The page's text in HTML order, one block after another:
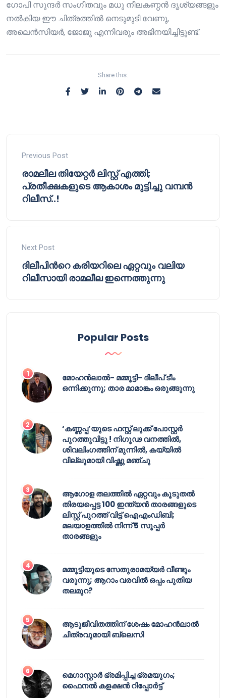
ഗോപി സുന്ദർ സംഗീതവും മധു നീലകണ്ഠൻ ദൃശ്യങ്ങളും
നൽകിയ ഈ ചിത്രത്തിൽ നെടുമുടി വേണു,
അലെൻസിയർ, ജോജു എന്നിവരും അഭിനയിച്ചിട്ടുണ്ട്.
Share this:
Previous Post
രാമലീല തിയേറ്റർ ലിസ്റ്റ് എത്തി;
പ്രതീക്ഷകളുടെ ആകാശം മുട്ടിച്ചു വമ്പൻ
റിലീസ്..!
Next Post
ദിലീപിന്‍റെ കരിയറിലെ ഏറ്റവും വലിയ
റിലീസായി രാമലീല ഇന്നെത്തുന്നു
Popular Posts
മോഹൻലാൽ- മമ്മൂട്ടി- ദിലീപ് ടീം
ഒന്നിക്കുന്നു; താര മാമാങ്കം ഒരുങ്ങുന്നു
‘കണ്ണപ്പ’യുടെ ഫസ്റ്റ് ലുക്ക് പോസ്റ്റർ
പുറത്തുവിട്ടു ! നിഗൂഢ വനത്തിൽ,
ശിവലിംഗത്തിന് മുന്നിൽ, കയ്യിൽ
വില്ലുമായി വിഷ്ണു മഞ്ചു
ആഗോള തലത്തിൽ ഏറ്റവും കൂടുതൽ
തിരയപ്പെട്ട 100 ഇന്ത്യൻ താരങ്ങളുടെ
ലിസ്റ്റ് പുറത്ത് വിട്ട് ഐഎംഡിബി;
മലയാളത്തിൽ നിന്ന് 5 സൂപ്പർ
താരങ്ങളും
മമ്മൂട്ടിയുടെ സേതുരാമയ്യർ വീണ്ടും
വരുന്നു; ആറാം വരവിൽ ഒപ്പം പുതിയ
തലമുറ?
ആടുജീവിതത്തിന് ശേഷം മോഹൻലാൽ
ചിത്രവുമായി ബ്ലെസി
മെഗാസ്റ്റാർ ഭ്രമിപ്പിച്ച ഭ്രമയുഗം;
ഫൈനൽ കളക്ഷൻ റിപ്പോർട്ട്